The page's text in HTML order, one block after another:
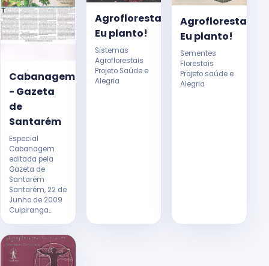
Cabanagem
- Gazeta
de
Santarém
Especial
Cabanagem
editada pela
Gazeta de
Santarém
Santarém, 22 de
Junho de 2009
Cuipiranga...
Agrofloresta:
Eu planto!
Sistemas
Agroflorestais
Projeto Saúde e
Alegria
Agrofloresta:
Eu planto!
Sementes
Florestais
Projeto saúde e
Alegria